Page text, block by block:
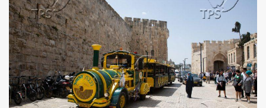
Privacy
Policy
Press
Releases